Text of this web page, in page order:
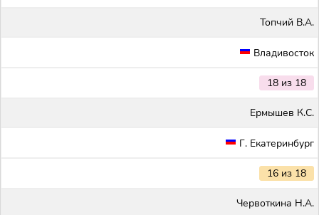
Топчий В.А.
Владивосток
18 из 18
Ермышев К.С.
Г. Екатеринбург
16 из 18
Червоткина Н.А.